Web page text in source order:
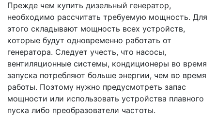
Прежде чем купить дизельный генератор,
необходимо рассчитать требуемую мощность. Для
этого складывают мощность всех устройств,
которые будут одновременно работать от
генератора. Следует учесть, что насосы,
вентиляционные системы, кондиционеры во время
запуска потребляют больше энергии, чем во время
работы. Поэтому нужно предусмотреть запас
мощности или использовать устройства плавного
пуска либо преобразователи частоты.